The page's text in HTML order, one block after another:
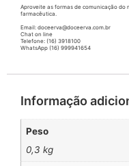
Aproveite as formas de comunicação do
farmacêutica.
Email: doceerva@doceerva.com.br
Chat on line
Telefone: (16) 3918100
WhatsApp (16) 999941654
Informação
Peso
0,3 kg